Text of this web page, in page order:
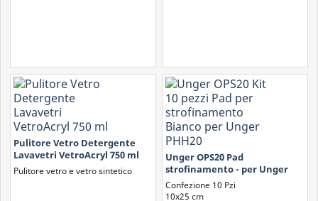
Pulitore Vetro Detergente
Lavavetri VetroAcryl 750 ml
Pulitore vetro e vetro sintetico
Unger OPS20 Pad
strofinamento - per Unger
PHH20 - Kit 10 pezzi
Confezione 10 Pzi
10x25 cm